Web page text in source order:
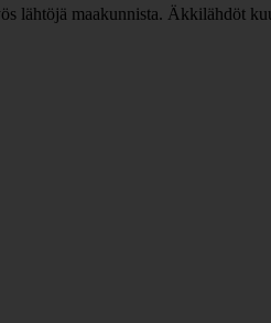
lähtöjä maakunnista. Äkkilähdöt